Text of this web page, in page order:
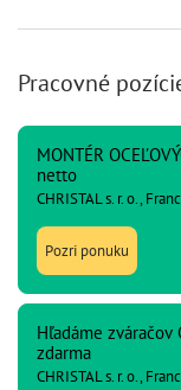
Pracovné
MONTÉR
netto
CHRISTAL s. r. o.,
Pozri ponuku
Hľadáme zváračov
zdarma
CHRISTAL s. r. o.,